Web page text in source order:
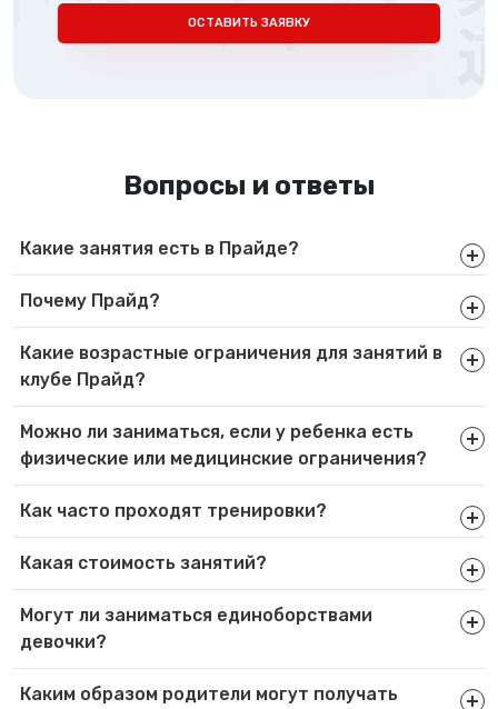
ОСТАВИТЬ ЗАЯВКУ
Вопросы и ответы
Какие занятия есть в Прайде?
Почему Прайд?
Какие возрастные ограничения для занятий в
клубе Прайд?
Можно ли заниматься, если у ребенка есть
физические или медицинские ограничения?
Как часто проходят тренировки?
Какая стоимость занятий?
Могут ли заниматься единоборствами
девочки?
Каким образом родители могут получать